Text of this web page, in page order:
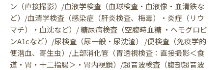
ン（直接撮影）/血液学検査（血球検査・血液像・血清鉄な
ど）/血清学検査（感染症（肝炎検査、梅毒）・炎症（リウ
マチ）・血沈など）/ 糖尿病検査（空腹時血糖 ・ヘモグロビ
ンA1cなど）/尿検査（尿一般・尿沈渣） /便検査（免疫学的
便潜血、寄生虫）/上部消化管（胃透視検査：直接撮影＜食
道・胃・十二指腸＞・胃内視鏡）/超音波検査（腹部超音波